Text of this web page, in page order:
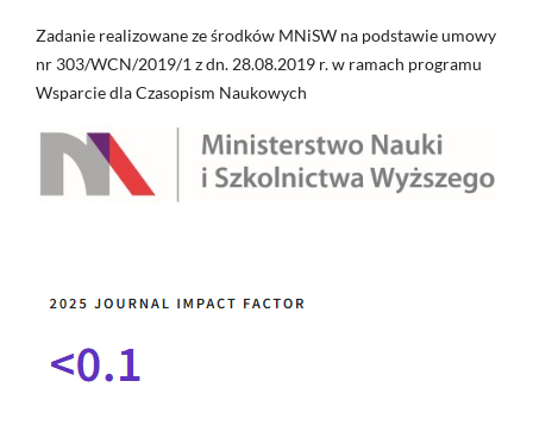
Zadanie realizowane ze środków MNiSW na podstawie umowy
nr 303/WCN/2019/1 z dn. 28.08.2019 r. w ramach programu
Wsparcie dla Czasopism Naukowych